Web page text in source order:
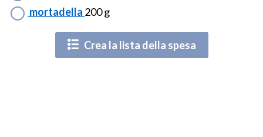
mortadella 200 g
Crea la lista della spesa